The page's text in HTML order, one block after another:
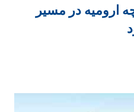
اروميه در مسير